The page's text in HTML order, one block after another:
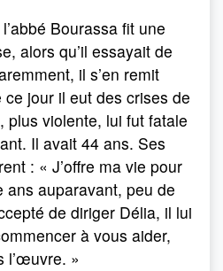
Bourassa fit une
alors qu’il essayait de
il s’en remit
jour il eut des crises de
plus violente, lui fut fatale
Il avait 44 ans. Ses
: « J’offre ma vie pour
ans auparavant, peu de
de diriger Délia, il lui
à vous aider,
l’œuvre. »